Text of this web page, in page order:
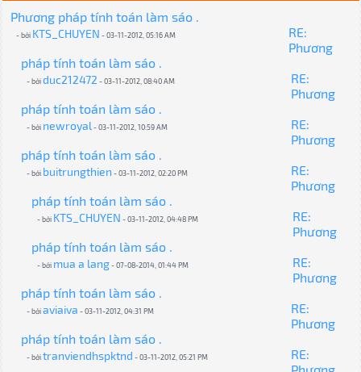
Phương pháp tính toán làm sáo .
- bởi KTS_CHUYEN - 03-11-2012, 05:16 AM
RE:
Phương
pháp tính toán làm sáo .
- bởiduc212472 - 03-11-2012, 08:40 AM
RE:
Phương
pháp tính toán làm sáo .
- bởi newroyal- 03-11-2012, 10:59 AM
RE:
Phương
pháp tính toán làm sáo .
- bởi buitrungthien - 03-11-2012, 02:20 PM
RE:
Phương
pháp tính toán làm sáo .
- bởi KTS_CHUYEN - 03-11-2012, 04:48 PM
RE:
Phương
pháp tính toán làm sáo .
- bởi mua a lang- 07-08-2014, 01:44 PM
RE:
Phương
pháp tính toán làm sáo .
- bởiaviaiva - 03-11-2012, 04:31 PM
RE:
Phương
pháp tính toán làm sáo .
- bởitranviendhspktnd - 03-11-2012, 05:21 PM
RE: